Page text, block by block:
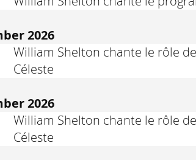
2026
William Shelton chante le rôle
Céleste
2026
William Shelton chante le rôle
Céleste